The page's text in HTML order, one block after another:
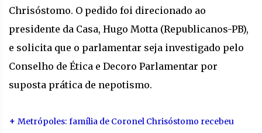
Chrisóstomo. O pedido foi direcionado ao
presidente da Casa, Hugo Motta (Republicanos-PB),
e solicita que o parlamentar seja investigado pelo
Conselho de Ética e Decoro Parlamentar por
suposta prática de nepotismo.
+ Metrópoles: família de Coronel Chrisóstomo recebeu